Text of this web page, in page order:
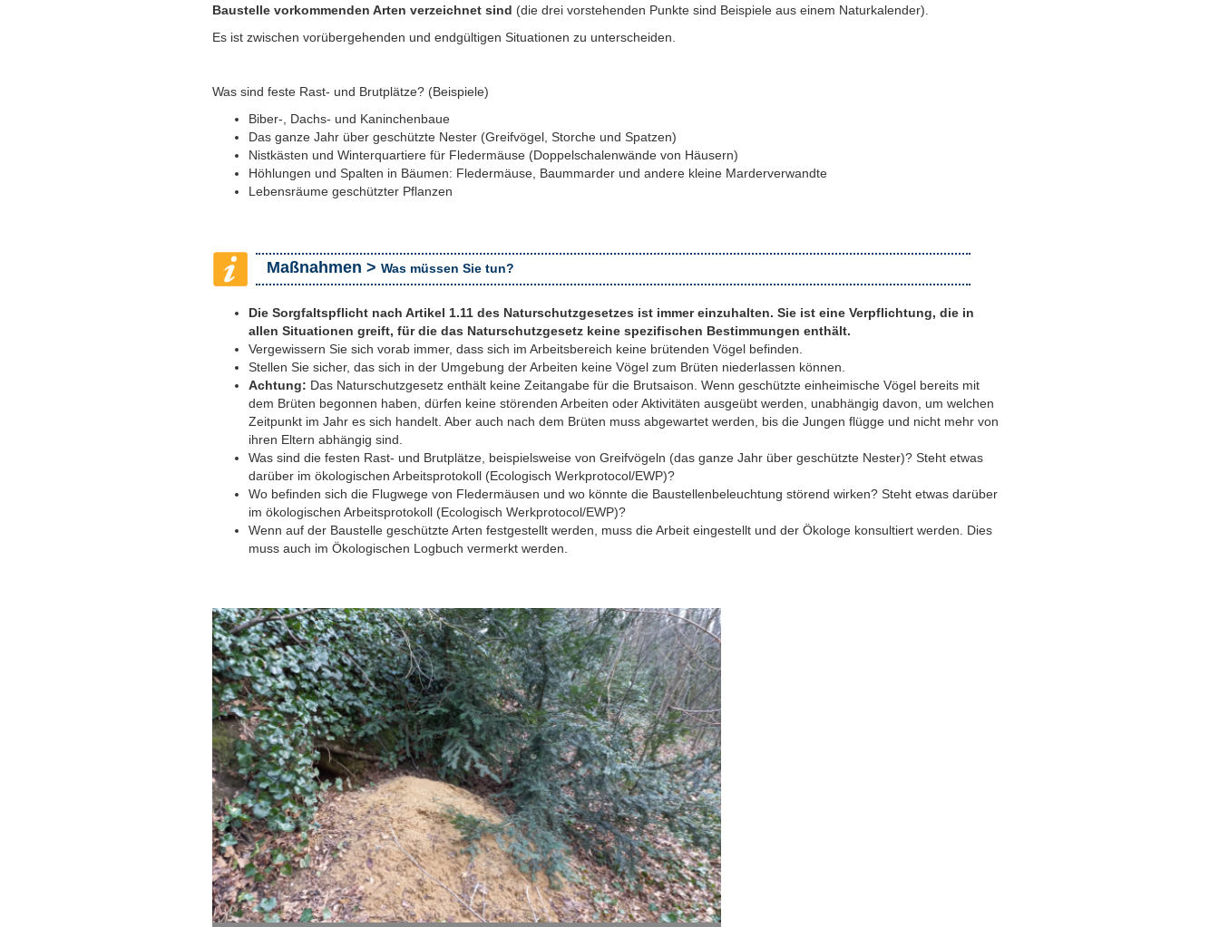
Baustelle vorkommenden Arten verzeichnet sind (die drei vorstehenden Punkte sind Beispiele aus einem Naturkalender).
Es ist zwischen vorübergehenden und endgültigen Situationen zu unterscheiden.
Was sind feste Rast- und Brutplätze? (Beispiele)
Biber-, Dachs- und Kaninchenbaue
Das ganze Jahr über geschützte Nester (Greifvögel, Storche und Spatzen)
Nistkästen und Winterquartiere für Fledermäuse (Doppelschalenwände von Häusern)
Höhlungen und Spalten in Bäumen: Fledermäuse, Baummarder und andere kleine Marderverwandte
Lebensräume geschützter Pflanzen
Maßnahmen > Was müssen Sie tun?
Die Sorgfaltspflicht nach Artikel 1.11 des Naturschutzgesetzes ist immer einzuhalten. Sie ist eine Verpflichtung, die in
allen Situationen greift, für die das Naturschutzgesetz keine spezifischen Bestimmungen enthält.
Vergewissern Sie sich vorab immer, dass sich im Arbeitsbereich keine brütenden Vögel befinden.
Stellen Sie sicher, das sich in der Umgebung der Arbeiten keine Vögel zum Brüten niederlassen können.
Achtung: Das Naturschutzgesetz enthält keine Zeitangabe für die Brutsaison. Wenn geschützte einheimische Vögel bereits mit
dem Brüten begonnen haben, dürfen keine störenden Arbeiten oder Aktivitäten ausgeübt werden, unabhängig davon, um welchen
Zeitpunkt im Jahr es sich handelt. Aber auch nach dem Brüten muss abgewartet werden, bis die Jungen flügge und nicht mehr von
ihren Eltern abhängig sind.
Was sind die festen Rast- und Brutplätze, beispielsweise von Greifvögeln (das ganze Jahr über geschützte Nester)? Steht etwas
darüber im ökologischen Arbeitsprotokoll (Ecologisch Werkprotocol/EWP)?
Wo befinden sich die Flugwege von Fledermäusen und wo könnte die Baustellenbeleuchtung störend wirken? Steht etwas darüber
im ökologischen Arbeitsprotokoll (Ecologisch Werkprotocol/EWP)?
Wenn auf der Baustelle geschützte Arten festgestellt werden, muss die Arbeit eingestellt und der Ökologe konsultiert werden. Dies
muss auch im Ökologischen Logbuch vermerkt werden.